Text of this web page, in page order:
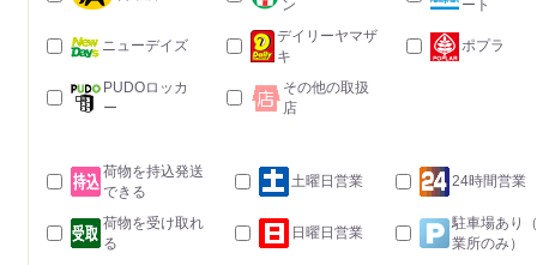
ン
ート
ニューデイズ
デイリーヤマザ
キ
ポプラ
PUDOロッカ
ー
その他の取扱
店
荷物を持込発送
できる
土曜日営業 24時間営業
荷物を受け取れ
る
日曜日営業
駐車場あり
業所のみ）